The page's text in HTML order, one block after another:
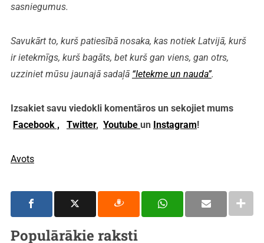
sasniegumus.
Savukārt to, kurš patiesībā nosaka, kas notiek Latvijā, kurš
ir ietekmīgs, kurš bagāts, bet kurš gan viens, gan otrs,
uzziniet mūsu jaunajā sadaļā “Ietekme un nauda”.
Izsakiet savu viedokli komentāros un sekojiet mums
Facebook ,
Twitter, Youtube un Instagram!
Avots
Populārākie raksti